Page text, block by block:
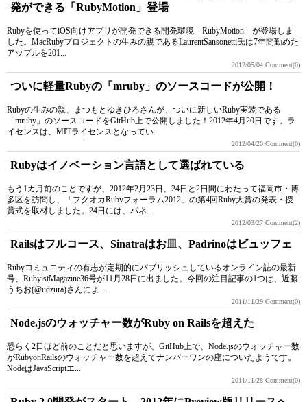
発ができる「RubyMotion」登場
Rubyを使ってiOS向けアプリが開発できる開発環境「RubyMotion」が登場しま
した。MacRubyプロジェクトの生みの親であるLaurentSansonetti氏は7年間勤めた
アップルを201...
2012/05/04 Comment(0)
ついに軽量Rubyの「mruby」のソースコードが公開！
Rubyの生みの親、まつもとゆきひろさんが、ついに新しいRuby実装である
「mruby」のソースコードをGitHub上で公開しました！2012年4月20日です。ラ
イセンスは、MITライセンスとなってい...
2012/04/20 Comment(0)
Rubyはイノベーション言語として選ばれている
もう1カ月前のことですが、2012年2月23日、24日と2日間にわたって福岡市・博
多区を訪問し、「フクオカRubyフォーラム2012」の第4回Ruby大賞の発表・授
賞式を取材しました。24日には、パネ...
2012/03/27 Comment(2)
Railsはフルコース、Sinatraはお皿、Padrinoはビュッフェ
Rubyコミュニティの有志が定期的にパブリッシュしているオンライン誌の最新
号、RubyistMagazine36号が11月28日に出ました。今回の注目記事の1つは、近藤
うちお(@udzura)さんによ...
2011/11/29 Comment(0)
Node.jsのウォッチャー数がRuby on Railsを超えた
恐らく2日ほど前のことだと思いますが、GitHub上で、Node.jsのウォッチャー数
がRubyonRailsのウォッチャー数を超えてナンバーワンの座についたようです。
NodeはJavaScriptエ...
2011/11/28 Comment(0)